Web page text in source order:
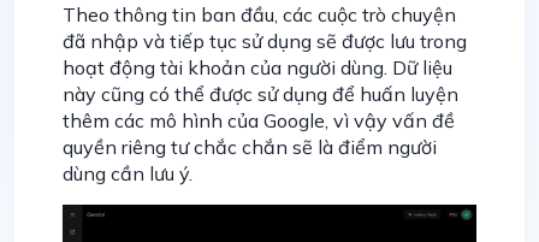
Theo thông tin ban đầu, các cuộc trò chuyện
đã nhập và tiếp tục sử dụng sẽ được lưu trong
hoạt động tài khoản của người dùng. Dữ liệu
này cũng có thể được sử dụng để huấn luyện
thêm các mô hình của Google, vì vậy vấn đề
quyền riêng tư chắc chắn sẽ là điểm người
dùng cần lưu ý.